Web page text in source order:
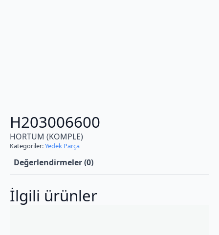
H203006600
HORTUM (KOMPLE)
Kategoriler:Yedek Parça
Değerlendirmeler (0)
İlgili ürünler